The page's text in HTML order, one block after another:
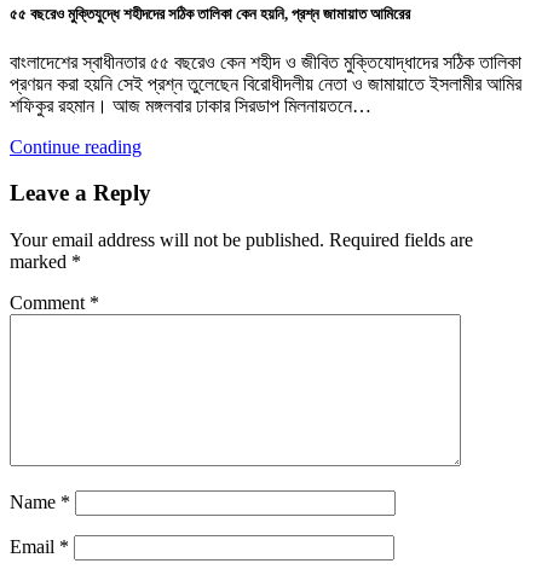
৫৫ বছরেও মুক্তিযুদ্ধে শহীদদের সঠিক তালিকা কেন হয়নি, প্রশ্ন জামায়াত আমিরের
বাংলাদেশের স্বাধীনতার ৫৫ বছরেও কেন শহীদ ও জীবিত মুক্তিযোদ্ধাদের সঠিক তালিকা
প্রণয়ন করা হয়নি সেই প্রশ্ন তুলেছেন বিরোধীদলীয় নেতা ও জামায়াতে ইসলামীর আমির
শফিকুর রহমান। আজ মঙ্গলবার ঢাকার সিরডাপ মিলনায়তনে…
Continue reading
Leave a Reply
Your email address will not be published. Required fields are
marked *
Comment *
Name *
Email *